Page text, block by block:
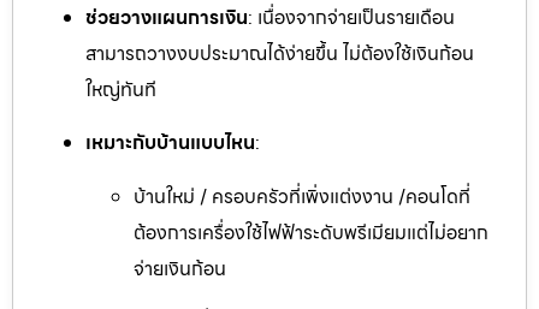
ช่วยวางแผนการเงิน: เนื่องจากจ่ายเป็นรายเดือน
สามารถวางงบประมาณได้ง่ายขึ้น ไม่ต้องใช้เงินก้อน
ใหญ่ทันที
เหมาะกับบ้านแบบไหน:
บ้านใหม่ / ครอบครัวที่เพิ่งแต่งงาน /คอนโดที่
ต้องการเครื่องใช้ไฟฟ้าระดับพรีเมียมแต่ไม่อยาก
จ่ายเงินก้อน